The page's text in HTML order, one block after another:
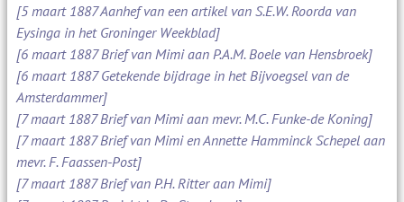
[5 maart 1887 Aanhef van een artikel van S.E.W. Roorda van
Eysinga in het Groninger Weekblad]
[6 maart 1887 Brief van Mimi aan P.A.M. Boele van Hensbroek]
[6 maart 1887 Getekende bijdrage in het Bijvoegsel van de
Amsterdammer]
[7 maart 1887 Brief van Mimi aan mevr. M.C. Funke-de Koning]
[7 maart 1887 Brief van Mimi en Annette Hamminck Schepel aan
mevr. F. Faassen-Post]
[7 maart 1887 Brief van P.H. Ritter aan Mimi]